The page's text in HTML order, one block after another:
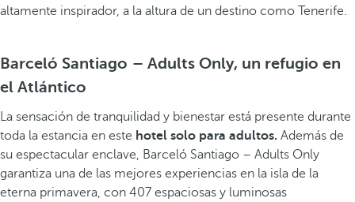
altamente inspirador, a la altura de un destino como Tenerife.
Barceló Santiago – Adults Only, un refugio en
el Atlántico
La sensación de tranquilidad y bienestar está presente durante
toda la estancia en este hotel solo para adultos. Además de
su espectacular enclave, Barceló Santiago – Adults Only
garantiza una de las mejores experiencias en la isla de la
eterna primavera, con 407 espaciosas y luminosas